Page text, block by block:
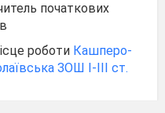
початкових
роботи Кашперо-
ЗОШ І-ІІІ ст.